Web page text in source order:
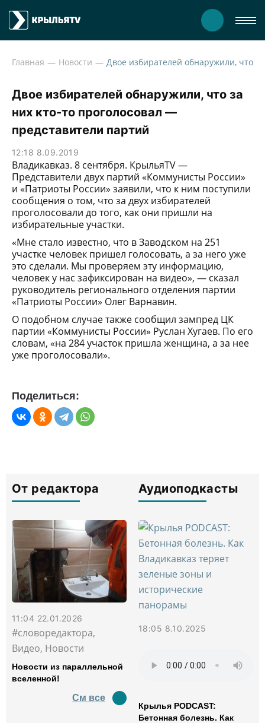
Главная Новости
Двое избирателей обнаружили, что за
них кто-то проголосовал —
представители партий
12:18 8.09.2019
Владикавказ. 8 сентября. КрыльяTV —
Представители двух партий «Коммунисты России»
и «Патриоты России» заявили, что к ним поступили
сообщения о том, что за двух избирателей
проголосовали до того, как они пришли на
избирательные участки.
«Мне стало известно, что в Заводском на 251
участке человек пришел голосовать, а за него уже
это сделали. Мы проверяем эту информацию,
человек у нас зафиксирован на видео», — сказал
руководитель регионального отделения партии
«Патриоты России» Олег Варнавин.
О подобном случае также сообщил зампред ЦК
партии «Коммунисты России» Руслан Хугаев. По его
словам, «на 284 участок пришла женщина, а за нее
уже проголосовали».
Поделиться:
От редактора
11:04 22.01.2026
#словоредактора,
Видео, Новости
Новости из параллельной
вселенной!
См все
Аудиоподкасты
18:05 8.10.2025
Крылья PODCAST:
Бетонная болезнь. Как